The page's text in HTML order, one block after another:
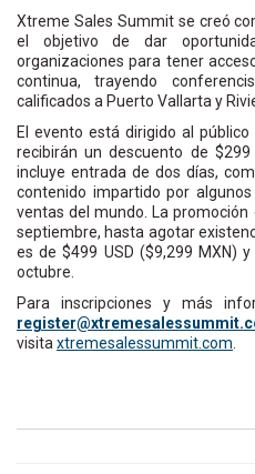
Xtreme Sales Summit se creó
el objetivo de dar
organizaciones para tener
continua, trayendo
calificados a Puerto Vallarta y
El evento está dirigido al
recibirán un descuento de
incluye entrada de dos días,
contenido impartido por
ventas del mundo. La
septiembre, hasta agotar
es de $499 USD ($9,299 MXN)
octubre.
Para inscripciones y más
immus
selas
emert
x@ret
siger
visita xtremesalessummit.com